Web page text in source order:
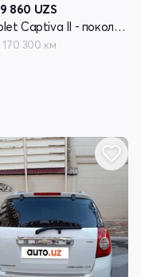
860 UZS
Chevrolet Captiva II - поколение
170 300 км